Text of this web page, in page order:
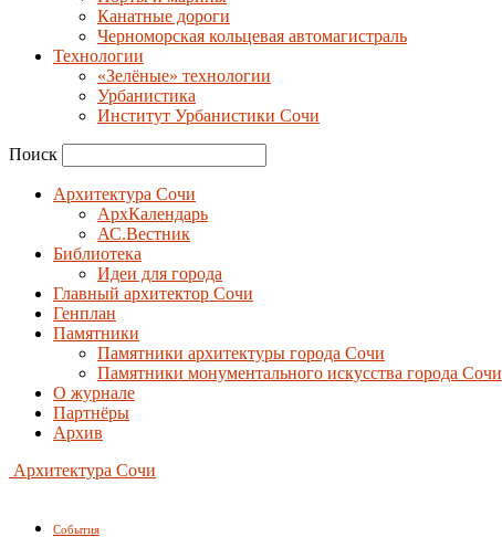
Канатные дороги
Черноморская кольцевая автомагистраль
Технологии
«Зелёные» технологии
Урбанистика
Институт Урбанистики Сочи
Поиск
Архитектура Сочи
АрхКалендарь
АС.Вестник
Библиотека
Идеи для города
Главный архитектор Сочи
Генплан
Памятники
Памятники архитектуры города Сочи
Памятники монументального искусства города Сочи
О журнале
Партнёры
Архив
Архитектура Сочи
События